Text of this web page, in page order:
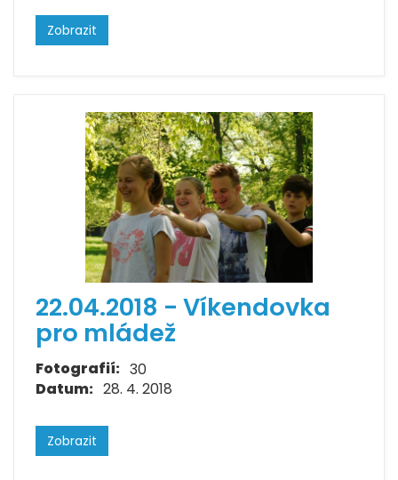
Zobrazit
22.04.2018 - Víkendovka
pro mládež
Fotografií: 30
Datum: 28. 4. 2018
Zobrazit